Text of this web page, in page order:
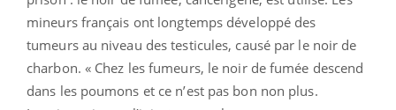
mineurs français ont longtemps développé des
tumeurs au niveau des testicules, causé par le noir de
charbon. « Chez les fumeurs, le noir de fumée descend
dans les poumons et ce n’est pas bon non plus.